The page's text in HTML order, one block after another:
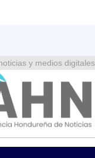
y medios digitales